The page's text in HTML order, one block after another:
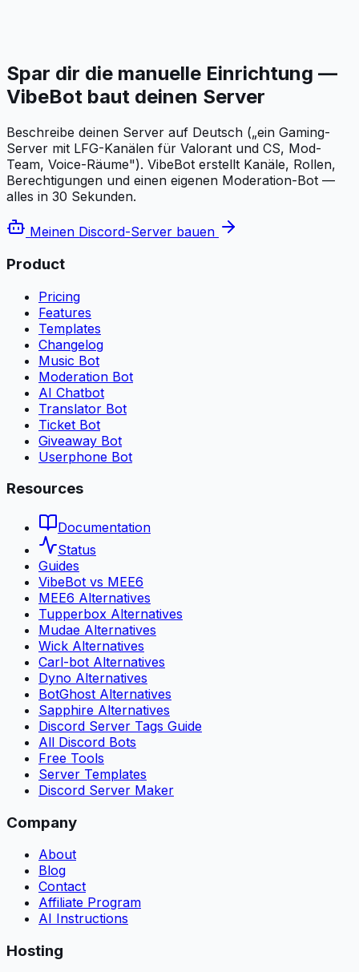
Spar dir die manuelle Einrichtung —
VibeBot baut deinen Server
Beschreibe deinen Server auf Deutsch („ein Gaming-
Server mit LFG-Kanälen für Valorant und CS, Mod-
Team, Voice-Räume"). VibeBot erstellt Kanäle, Rollen,
Berechtigungen und einen eigenen Moderation-Bot —
alles in 30 Sekunden.
Meinen Discord-Server bauen
Product
Pricing
Features
Templates
Changelog
Music Bot
Moderation Bot
AI Chatbot
Translator Bot
Ticket Bot
Giveaway Bot
Userphone Bot
Resources
Documentation
Status
Guides
VibeBot vs MEE6
MEE6 Alternatives
Tupperbox Alternatives
Mudae Alternatives
Wick Alternatives
Carl-bot Alternatives
Dyno Alternatives
BotGhost Alternatives
Sapphire Alternatives
Discord Server Tags Guide
All Discord Bots
Free Tools
Server Templates
Discord Server Maker
Company
About
Blog
Contact
Affiliate Program
AI Instructions
Hosting